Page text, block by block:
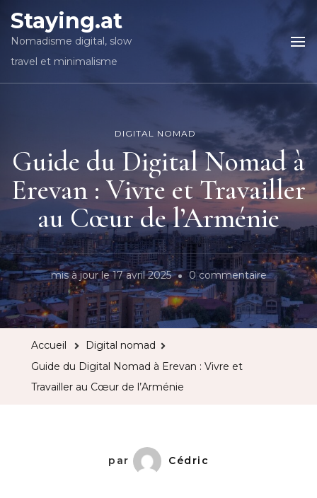
Staying.at
Nomadisme digital, slow
travel et minimalisme
DIGITAL NOMAD
Guide du Digital Nomad à
Erevan : Vivre et Travailler
au Cœur de l’Arménie
mis à jour le17 avril 2025 0 commentairesur
Guide
du
Accueil
Digital nomad
Guide du Digital Nomad à Erevan : Vivre et
Travailler au Cœur de l’Arménie
par Cédric